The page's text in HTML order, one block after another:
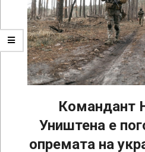
Командант
Уништена е
опремата на